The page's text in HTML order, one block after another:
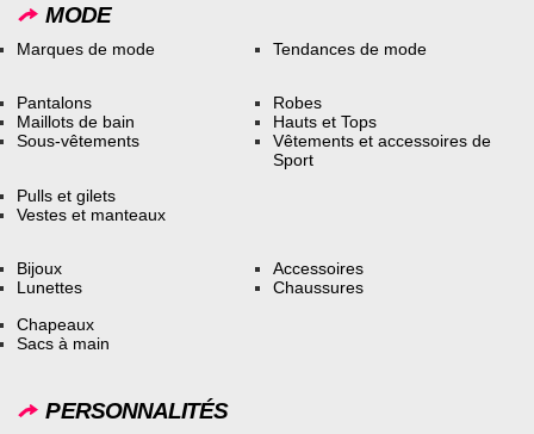
MODE
Marques de mode Tendances de mode
Pantalons
Maillots de bain
Sous-vêtements
Robes
Hauts et Tops
Vêtements et accessoires de
Sport
Pulls et gilets
Vestes et manteaux
Bijoux
Lunettes
Accessoires
Chaussures
Chapeaux
Sacs à main
PERSONNALITÉS